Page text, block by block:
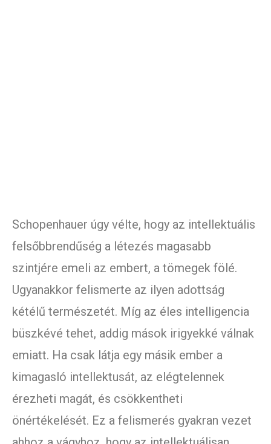
Schopenhauer úgy vélte, hogy az intellektuális
felsőbbrendűség a létezés magasabb
szintjére emeli az embert, a tömegek fölé.
Ugyanakkor felismerte az ilyen adottság
kétélű természetét. Míg az éles intelligencia
büszkévé tehet, addig mások irigyekké válnak
emiatt. Ha csak látja egy másik ember a
kimagasló intellektusát, az elégtelennek
érezheti magát, és csökkentheti
önértékelését. Ez a felismerés gyakran vezet